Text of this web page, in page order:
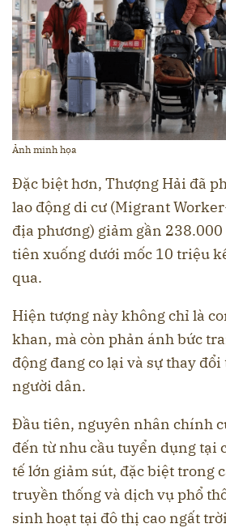
Ảnh minh họa
Đặc biệt hơn, Thượng Hải đã
lao động di cư (Migrant
địa phương) giảm gần
tiên xuống dưới mốc 10 triệu
qua.
Hiện tượng này không chỉ là
khan, mà còn phản ánh bức
động đang co lại và sự thay
người dân.
Đầu tiên, nguyên nhân chính
đến từ nhu cầu tuyển dụng tại
tế lớn giảm sút, đặc biệt trong
truyền thống và dịch vụ phổ
sinh hoạt tại đô thị cao ngất